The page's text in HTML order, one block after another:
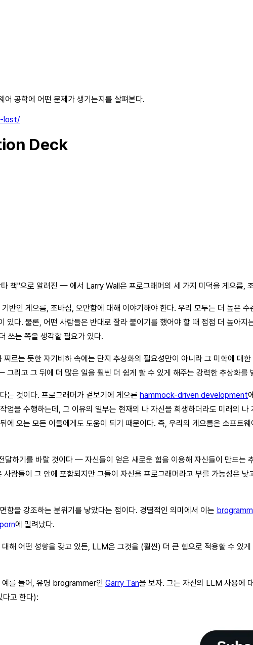
공학에 어떤 문제가 생기는지를 살펴본다.
lost/
Deck
책"으로 알려진 — 에서 Larry Wall은 프로그래머의 세 가지 미덕을 게으름,
반인 게으름, 조바심, 오만함에 대해 이야기해야 한다. 우리 모두는 더 높은
다. 물론, 어떤 사람들은 반대로 잘라 붙이기를 했어야 할 때 점점 더 높아지
쓰는 쪽을 생각할 필요가 있다.
르는 듯한 자기비하 속에는 단지 추상화의 필요성만이 아니라 그 미학에 대
리고 그 뒤에 더 많은 일을 훨씬 더 쉽게 할 수 있게 해주는 강력한 추상화를
는 것이다. 프로그래머가 겉보기에 게으른 hammock-driven development
을 수행하는데, 그 이유의 일부는 현재의 나 자신을 희생하더라도 미래의 나
에 오는 모든 이들에게도 도움이 되기 때문이다. 즉, 우리의 게으름은 소프트
하기를 바랄 것이다 — 자신들이 얻은 새로운 힘을 이용해 자신들이 만드는
람들이 그 안에 포함되지만 그들이 자신을 프로그래머라고 부를 가능성은
함을 강조하는 분위기를 낳았다는 점이다. 경멸적인 의미에서 이는
에 밀려났다.
해 어떤 성향을 갖고 있든, LLM은 그것을 (훨씬) 더 큰 힘으로 적용할 수 있
예를 들어, 유명 brogrammer인 Garry Tan을 보자. 그는 자신의 LLM 사용에
다고 한다):